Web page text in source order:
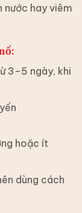
nước hay viêm
3–5 ngày, khi
hoặc ít
dùng cách